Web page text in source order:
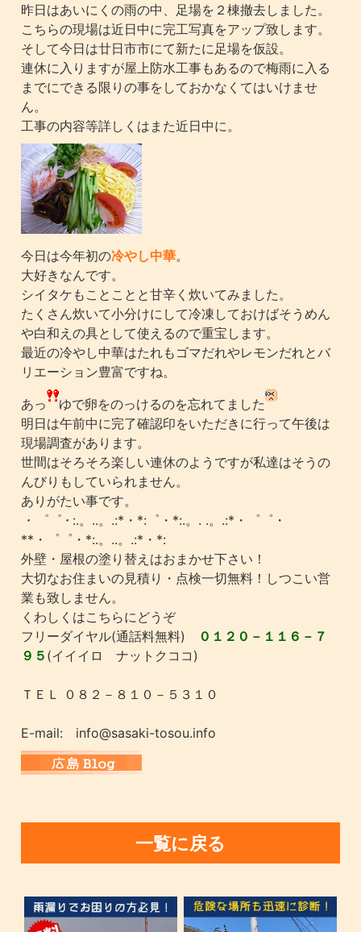
昨日はあいにくの雨の中、足場を２棟撤去しました。
こちらの現場は近日中に完工写真をアップ致します。
そして今日は廿日市市にて新たに足場を仮設。
連休に入りますが屋上防水工事もあるので梅雨に入る
までにできる限りの事をしておかなくてはいけませ
ん。
工事の内容等詳しくはまた近日中に。
今日は今年初の冷やし中華。
大好きなんです。
シイタケもことことと甘辛く炊いてみました。
たくさん炊いて小分けにして冷凍しておけばそうめん
や白和えの具として使えるので重宝します。
最近の冷やし中華はたれもゴマだれやレモンだれとバ
リエーション豊富ですね。
あっ
ゆで卵をのっけるのを忘れてました
明日は午前中に完了確認印をいただきに行って午後は
現場調査があります。
世間はそろそろ楽しい連休のようですが私達はそうの
んびりもしていられません。
ありがたい事です。
・゜゜・ :.。..。.:*・*:゜・*:.。. .。.:*・゜゜・
**・゜゜・*:.。..。.:*・*:
外壁・屋根の塗り替えはおまかせ下さい！
大切なお住まいの見積り・点検一切無料！しつこい営
業も致しません。
くわしくはこちらにどうぞ
フリーダイヤル(通話料無料)
０１２０－１１６－７
９５ (イイイロ ナットクココ)
ＴＥＬ ０８２－８１０－５３１０
E-mail: info@sasaki-tosou.info
一覧に戻る